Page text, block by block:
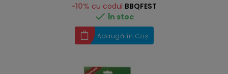
-10% cu codul BBQFEST
 În stoc
Adaugă în Coș